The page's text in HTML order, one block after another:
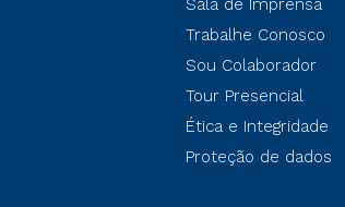
Sala de Imprensa
Trabalhe Conosco
Sou Colaborador
Tour Presencial
Ética e Integridade
Proteção de dados